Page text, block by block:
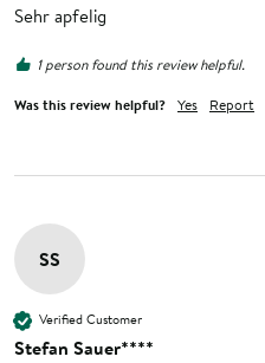
Sehr apfelig
1 person found this review helpful.
Was this review helpful? Yes Report
SS
Verified Customer
Stefan Sauer****